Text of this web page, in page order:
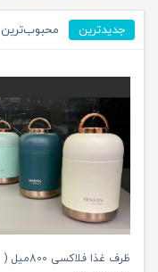
جدیدترین محبوب‌ترین
ظرف غذا فلاکسی 800میل (